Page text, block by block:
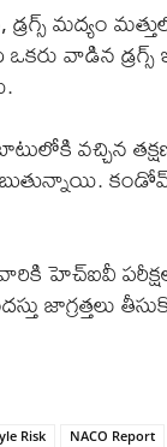
మద్యం
వాడిన
వచ్చిన
హెచ్‌ఐవీ
జాగ్రత్తలు
Risk NACO Report